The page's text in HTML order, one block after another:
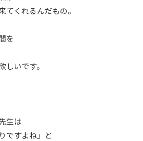
てくれるんだもの。
を
しいです。
生は
ですよね」と